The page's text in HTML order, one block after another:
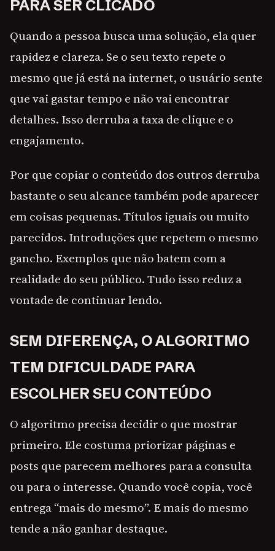
PARA SER CLICADO
Quando a pessoa busca uma solução, ela quer
rapidez e clareza. Se o seu texto repete o
mesmo que já está na internet, o usuário sente
que vai gastar tempo e não vai encontrar
detalhes. Isso derruba a taxa de clique e o
engajamento.
Por que copiar o conteúdo dos outros derruba
bastante o seu alcance também pode aparecer
em coisas pequenas. Títulos iguais ou muito
parecidos. Introduções que repetem o mesmo
gancho. Exemplos que não batem com a
realidade do seu público. Tudo isso reduz a
vontade de continuar lendo.
SEM DIFERENÇA, O ALGORITMO
TEM DIFICULDADE PARA
ESCOLHER SEU CONTEÚDO
O algoritmo precisa decidir o que mostrar
primeiro. Ele costuma priorizar páginas e
posts que parecem melhores para a consulta
ou para o interesse. Quando você copia, você
entrega “mais do mesmo”. E mais do mesmo
tende a não ganhar destaque.